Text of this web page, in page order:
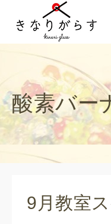
酸素バー
9月教室